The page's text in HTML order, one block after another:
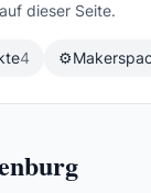
dieser Seite.
4 ⚙️